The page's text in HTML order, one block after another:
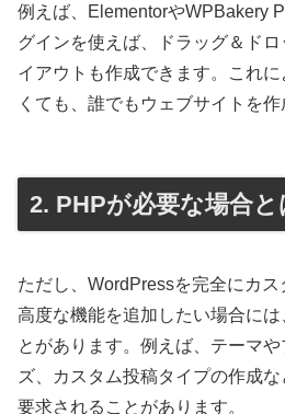
例えば、ElementorやWPBakery
グインを使えば、ドラッグ＆ド
イアウトも作成できます。これ
くても、誰でもウェブサイトを作
2. PHPが必要な場合と
ただし、WordPressを完全にカス
高度な機能を追加したい場合に
とがあります。例えば、テーマ
ズ、カスタム投稿タイプの作成
要求されることがあります。